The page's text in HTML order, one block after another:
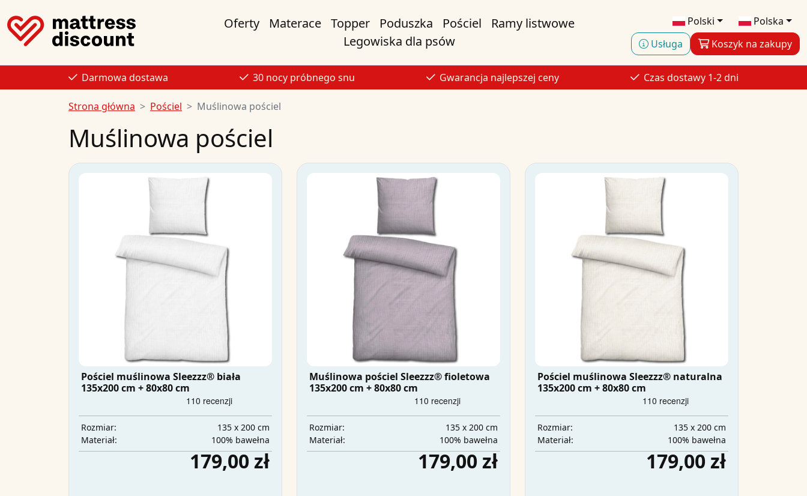
Polski
Polska
Usługa
Koszyk na zakupy
Oferty Materace Topper Poduszka Pościel
Ramy listwowe
Legowiska dla psów
Darmowa dostawa 30 nocy próbnego snu Gwarancja najlepszej ceny Czas dostawy 1-2 dni
Strona główna Pościel Muślinowa pościel
Muślinowa pościel
Pościel muślinowa Sleezzz® biała
135x200 cm + 80x80 cm
Rozmiar:
135 x 200 cm
Materiał:
100% bawełna
179,00 zł
Muślinowa pościel Sleezzz® fioletowa
135x200 cm + 80x80 cm
Rozmiar:
135 x 200 cm
Materiał:
100% bawełna
179,00 zł
Pościel muślinowa Sleezzz® naturalna
135x200 cm + 80x80 cm
Rozmiar:
135 x 200 cm
Materiał:
100% bawełna
179,00 zł